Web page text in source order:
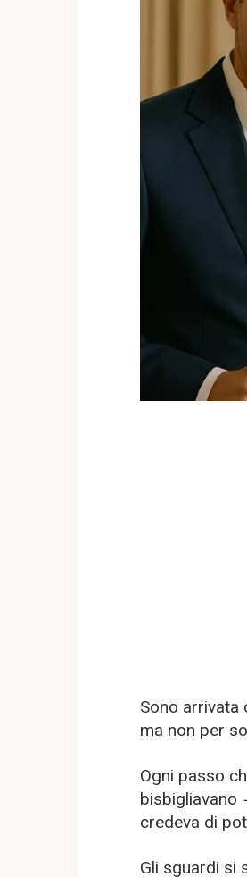
Sono arrivata
ma non per
Ogni passo
bisbigliavano
credeva di
Gli sguardi si